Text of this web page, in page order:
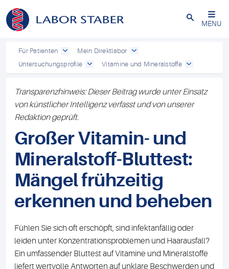
Schließen
MENU
Für Patienten
Mein Direktlabor
Untersuchungsprofile
Vitamine und Mineralstoffe
Transparenzhinweis: Dieser Beitrag wurde unter Einsatz
von künstlicher Intelligenz verfasst und von unserer
Redaktion geprüft.
Großer Vitamin- und
Mineralstoff-Bluttest:
Mängel frühzeitig
erkennen und beheben
Fühlen Sie sich oft erschöpft, sind infektanfällig oder
leiden unter Konzentrationsproblemen und Haarausfall?
Ein umfassender Bluttest auf Vitamine und Mineralstoffe
liefert wertvolle Antworten auf unklare Beschwerden und